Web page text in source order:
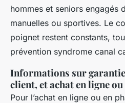
hommes et seniors engagés
manuelles ou sportives. Le
poignet restent constants,
prévention syndrome canal
Informations sur
client, et achat en ligne
Pour l’achat en ligne ou en